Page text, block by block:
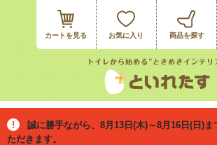
カートを見る お気に入り
誠に勝手ながら、8月13日(木)～8月16日(日)
ただきます。